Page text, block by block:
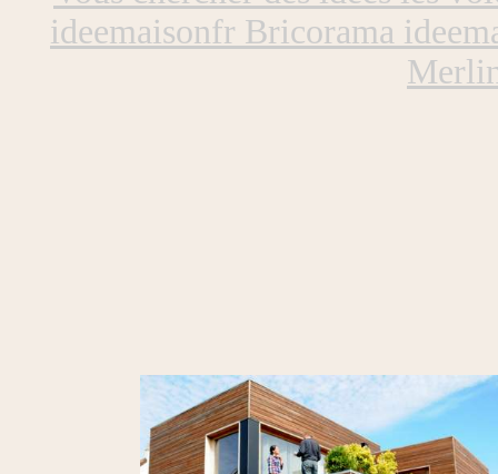
ideemaisonfr Bricorama